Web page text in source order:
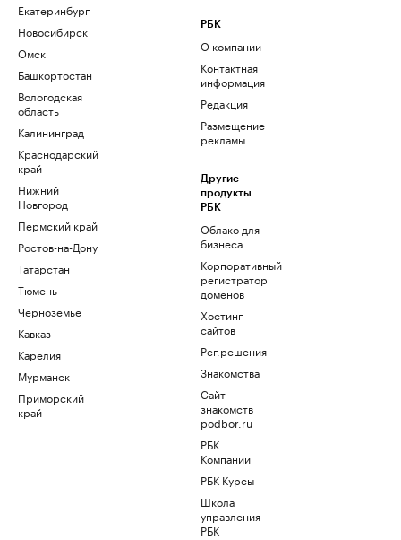
Екатеринбург
Новосибирск
Омск
Башкортостан
Вологодская
область
Калининград
Краснодарский
край
Нижний
Новгород
Пермский край
Ростов-на-Дону
Татарстан
Тюмень
Черноземье
Кавказ
Карелия
Мурманск
Приморский
край
РБК
О компании
Контактная
информация
Редакция
Размещение
рекламы
Другие
продукты
РБК
Облако для
бизнеса
Корпоративный
регистратор
доменов
Хостинг
сайтов
Рег.решения
Знакомства
Сайт
знакомств
podbor.ru
РБК
Компании
РБК Курсы
Школа
управления
РБК